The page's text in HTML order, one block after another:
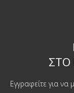
ΣΤΟ
Εγγραφείτε για